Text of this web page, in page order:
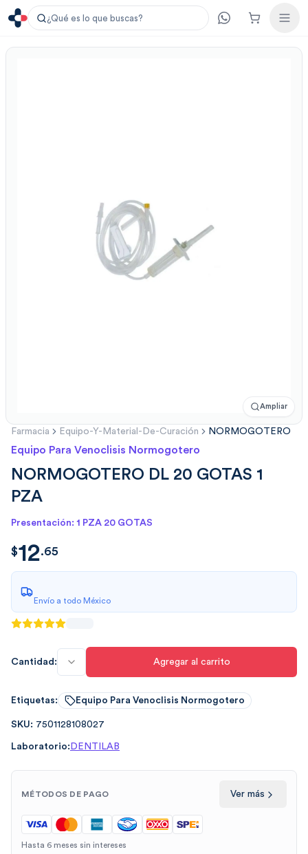
¿Qué es lo que buscas?
Ampliar
Farmacia Equipo-Y-Material-De-Curación NORMOGOTERO
Equipo Para Venoclisis Normogotero
NORMOGOTERO DL 20 GOTAS 1
PZA
Presentación: 1 PZA 20 GOTAS
$12.65
$12.65
Envío a todo México
Cantidad: Agregar al carrito
Etiquetas: Equipo Para Venoclisis Normogotero
SKU: 7501128108027
Laboratorio: DENTILAB
MÉTODOS DE PAGO Ver más
Hasta 6 meses sin intereses